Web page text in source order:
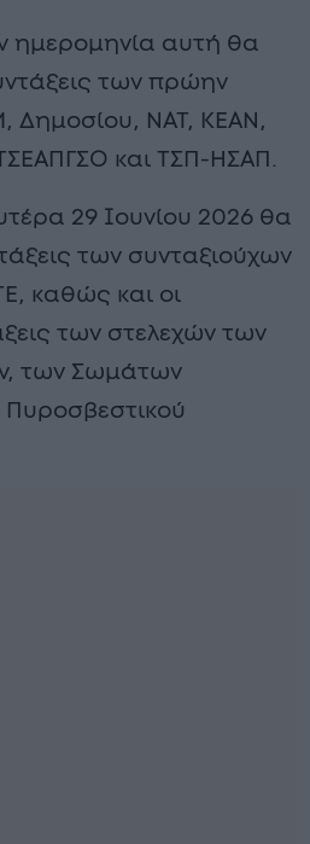
ημερομηνία αυτή θα
των πρώην
Δημοσίου, ΝΑΤ, ΚΕΑΝ,
και ΤΣΠ-ΗΣΑΠ.
29 Ιουνίου 2026 θα
των συνταξιούχων
καθώς και οι
των στελεχών των
των Σωμάτων
Πυροσβεστικού